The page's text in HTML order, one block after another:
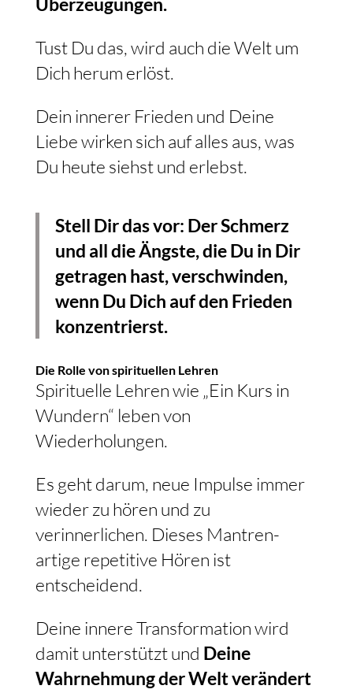
Tust Du das, wird auch die Welt um
Dich herum erlöst.
Dein innerer Frieden und Deine
Liebe wirken sich auf alles aus, was
Du heute siehst und erlebst.
Stell Dir das vor: Der Schmerz
und all die Ängste, die Du in Dir
getragen hast, verschwinden,
wenn Du Dich auf den Frieden
konzentrierst.
Die Rolle von spirituellen Lehren
Spirituelle Lehren wie „Ein Kurs in
Wundern“ leben von
Wiederholungen.
Es geht darum, neue Impulse immer
wieder zu hören und zu
verinnerlichen. Dieses Mantren-
artige repetitive Hören ist
entscheidend.
Deine innere Transformation wird
damit unterstützt und Deine
Wahrnehmung der Welt verändert